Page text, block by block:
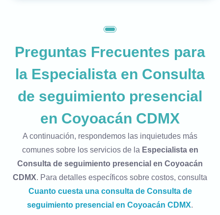
Preguntas Frecuentes para
la Especialista en Consulta
de seguimiento presencial
en Coyoacán CDMX
A continuación, respondemos las inquietudes más
comunes sobre los servicios de la Especialista en
Consulta de seguimiento presencial en Coyoacán
CDMX. Para detalles específicos sobre costos, consulta
Cuanto cuesta una consulta de Consulta de
seguimiento presencial en Coyoacán CDMX.